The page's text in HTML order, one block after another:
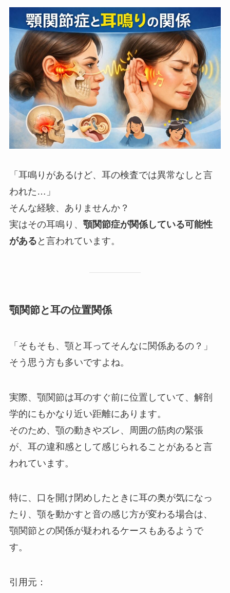
「耳鳴りがあるけど、耳の検査では異常なしと言
われた…」
そんな経験、ありませんか？
実はその耳鳴り、 顎関節症が関係している可能性
がある と言われています。
顎関節と耳の位置関係
「そもそも、顎と耳ってそんなに関係あるの？」
そう思う方も多いですよね。
実際、顎関節は耳のすぐ前に位置していて、解剖
学的にもかなり近い距離にあります。
そのため、顎の動きやズレ、周囲の筋肉の緊張
が、耳の違和感として感じられることがあると言
われています。
特に、口を開け閉めしたときに耳の奥が気になっ
たり、顎を動かすと音の感じ方が変わる場合は、
顎関節との関係が疑われるケースもあるようで
す。
引用元：